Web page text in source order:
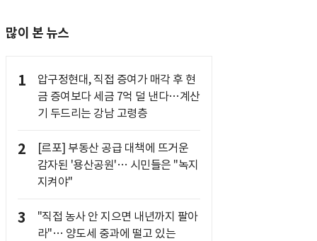
많이 본 뉴스
1
압구정현대, 직접 증여가 매각 후 현
금 증여보다 세금 7억 덜 낸다…계산
기 두드리는 강남 고령층
2
[르포] 부동산 공급 대책에 뜨거운
감자된 '용산공원'… 시민들은 "녹지
지켜야"
3
"직접 농사 안 지으면 내년까지 팔아
라"… 양도세 중과에 떨고 있는